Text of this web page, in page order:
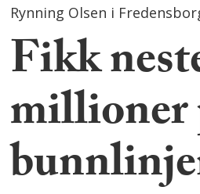
Rynning Olsen i
Fikk
millioner